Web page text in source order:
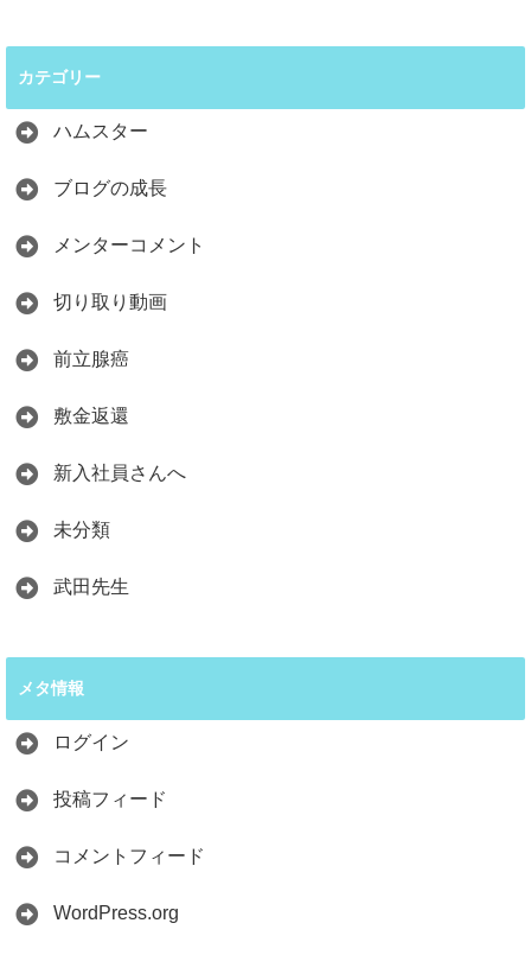
カテゴリー
ハムスター
ブログの成長
メンターコメント
切り取り動画
前立腺癌
敷金返還
新入社員さんへ
未分類
武田先生
メタ情報
ログイン
投稿フィード
コメントフィード
WordPress.org